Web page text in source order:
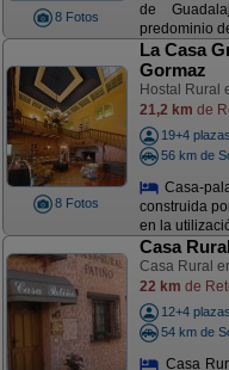
8 Fotos
de
predominio
8 Fotos
La Casa
Gormaz
Hostal Rural
21,2 km de
19+4 plazas
56 km de
Casa-
construida
en la
Casa
Casa Rural
22 km de
12+4 plazas
54 km de
Casa